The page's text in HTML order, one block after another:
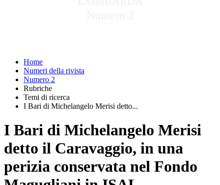
Home
Numeri della rivista
Numero 2
Rubriche
Temi di ricerca
I Bari di Michelangelo Merisi detto...
I Bari di Michelangelo Merisi
detto il Caravaggio, in una
perizia conservata nel Fondo